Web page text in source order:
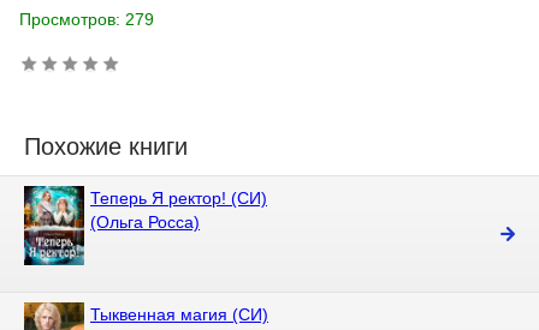
Просмотров: 279
Похожие книги
Теперь Я ректор! (СИ)
(Ольга Росса)
Тыквенная магия (СИ)